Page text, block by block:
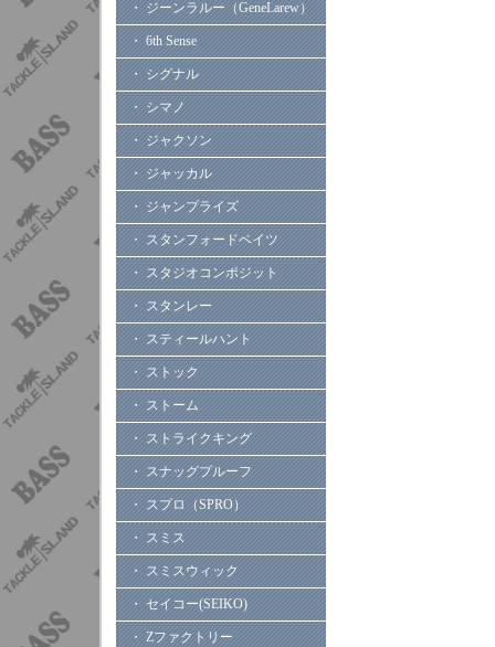
・ ジーンラルー（GeneLarew）
・ 6th Sense
・ シグナル
・ シマノ
・ ジャクソン
・ ジャッカル
・ ジャンプライズ
・ スタンフォードベイツ
・ スタジオコンポジット
・ スタンレー
・ スティールハント
・ ストック
・ ストーム
・ ストライクキング
・ スナッグプルーフ
・ スプロ（SPRO）
・ スミス
・ スミスウィック
・ セイコー(SEIKO)
・ Zファクトリー